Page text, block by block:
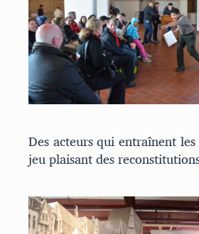
Des acteurs qui entraînent
jeu plaisant des